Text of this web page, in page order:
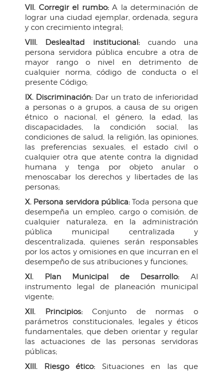
VII. Corregir el rumbo:A la determinación de
lograr una ciudad ejemplar, ordenada, segura
y con crecimiento integral;
VIII. Deslealtad institucional:cuando una
persona servidora pública encubre a otra de
mayor rango o nivel en detrimento de
cualquier norma, código de conducta o el
presente Código;
IX. Discriminación:Dar un trato de inferioridad
a personas o a grupos, a causa de su origen
étnico o nacional, el género, la edad, las
discapacidades, la condición social, las
condiciones de salud, la religión, las opiniones,
las preferencias sexuales, el estado civil o
cualquier otra que atente contra la dignidad
humana y tenga por objeto anular o
menoscabar los derechos y libertades de las
personas;
X. Persona servidora pública: Toda persona que
desempeña un empleo, cargo o comisión, de
cualquier naturaleza, en la administración
pública municipal centralizada y
descentralizada, quienes serán responsables
por los actos y omisiones en que incurran en el
desempeño de sus atribuciones y funciones;
XI. Plan Municipal de Desarrollo: Al
instrumento legal de planeación municipal
vigente;
XII. Principios:Conjunto de normas o
parámetros constitucionales, legales y éticos
fundamentales, que deben orientar y regular
las actuaciones de las personas servidoras
públicas;
XIII. Riesgo ético: Situaciones en las que